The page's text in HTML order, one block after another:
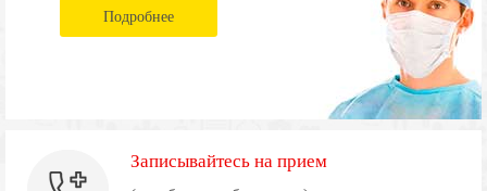
Подробнее
Записывайтесь на прием